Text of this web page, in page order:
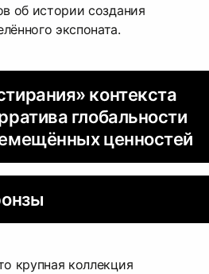
об истории создания
экспоната.
контекста
глобальности
ценностей
крупная коллекция